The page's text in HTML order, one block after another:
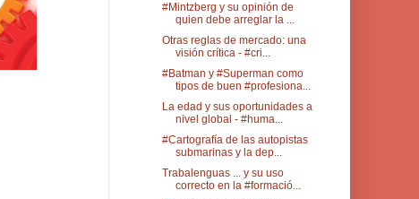
#Mintzberg y su opinión de
quien debe arreglar la ...
Otras reglas de mercado: una
visión crítica - #cri...
#Batman y #Superman como
tipos de buen #profesiona...
La edad y sus oportunidades a
nivel global - #huma...
#Cartografía de las autopistas
submarinas y la dep...
Trabalenguas ... y su uso
correcto en la #formació...